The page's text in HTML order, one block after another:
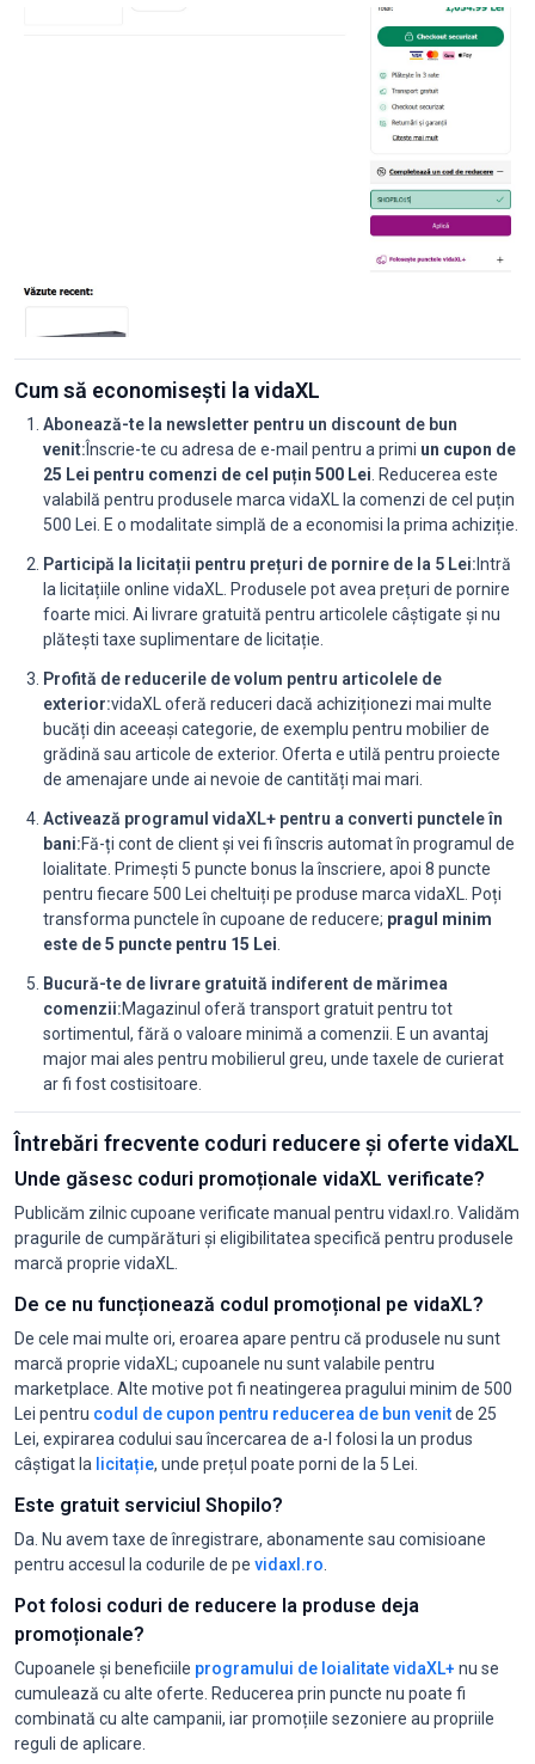
Cum să economisești la vidaXL
Abonează-te la newsletter pentru un discount de bun
venit:Înscrie-te cu adresa de e-mail pentru a primi un cupon de
25 Lei pentru comenzi de cel puțin 500 Lei . Reducerea este
valabilă pentru produsele marca vidaXL la comenzi de cel puțin
500 Lei. E o modalitate simplă de a economisi la prima achiziție.
Participă la licitații pentru prețuri de pornire de la 5 Lei:Intră
la licitațiile online vidaXL. Produsele pot avea prețuri de pornire
foarte mici. Ai livrare gratuită pentru articolele câștigate și nu
plătești taxe suplimentare de licitație.
Profită de reducerile de volum pentru articolele de
exterior:vidaXL oferă reduceri dacă achiziționezi mai multe
bucăți din aceeași categorie, de exemplu pentru mobilier de
grădină sau articole de exterior. Oferta e utilă pentru proiecte
de amenajare unde ai nevoie de cantități mai mari.
Activează programul vidaXL+ pentru a converti punctele în
bani:Fă-ți cont de client și vei fi înscris automat în programul de
loialitate. Primești 5 puncte bonus la înscriere, apoi 8 puncte
pentru fiecare 500 Lei cheltuiți pe produse marca vidaXL. Poți
transforma punctele în cupoane de reducere; pragul minim
este de 5 puncte pentru 15 Lei
Bucură-te de livrare gratuită indiferent de mărimea
comenzii:Magazinul oferă transport gratuit pentru tot
sortimentul, fără o valoare minimă a comenzii. E un avantaj
major mai ales pentru mobilierul greu, unde taxele de curierat
ar fi fost costisitoare.
Întrebări frecvente coduri reducere și oferte vidaXL
Unde găsesc coduri promoționale vidaXL verificate?
Publicăm zilnic cupoane verificate manual pentru vidaxl.ro. Validăm
pragurile de cumpărături și eligibilitatea specifică pentru produsele
marcă proprie vidaXL.
De ce nu funcționează codul promoțional pe vidaXL?
De cele mai multe ori, eroarea apare pentru că produsele nu sunt
marcă proprie vidaXL; cupoanele nu sunt valabile pentru
marketplace. Alte motive pot fi neatingerea pragului minim de 500
Lei pentru codul de cupon pentru reducerea de bun venitde 25
Lei, expirarea codului sau încercarea de a-l folosi la un produs
câștigat la licitație, unde prețul poate porni de la 5 Lei.
Este gratuit serviciul Shopilo?
Da. Nu avem taxe de înregistrare, abonamente sau comisioane
pentru accesul la codurile de pe vidaxl.ro
Pot folosi coduri de reducere la produse deja
promoționale?
Cupoanele și beneficiile programului de loialitate vidaXL+ nu se
cumulează cu alte oferte. Reducerea prin puncte nu poate fi
combinată cu alte campanii, iar promoțiile sezoniere au propriile
reguli de aplicare.